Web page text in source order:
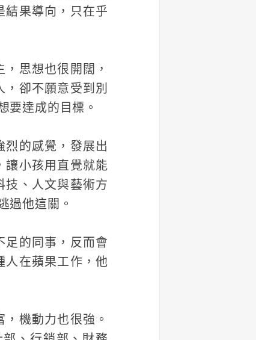
結果導向，只在乎
思想也很開闊，
卻不願意受到別
要達成的目標。
的感覺，發展出
讓小孩用直覺就能
技、人文與藝術方
過他這關。
足的同事，反而會
人在蘋果工作，他
機動力也很強。